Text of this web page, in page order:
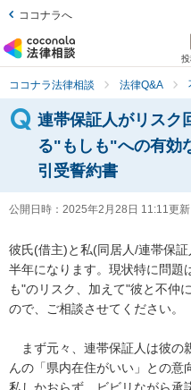
ココナラへ
ココナラ法律相談 法律Q&A
連帯保証人がリスク
る"もしも"への有効
引受誓約書
公開日時： 2025年2月28日 11:11更新
彼氏(借主)と私(同居人/連帯保
半年になります。現状特に問題
も"のリスク、加えて"彼と不仲
ので、ご相談させてください。
まず元々、連帯保証人は彼の
んの「県内在住がいい」との意